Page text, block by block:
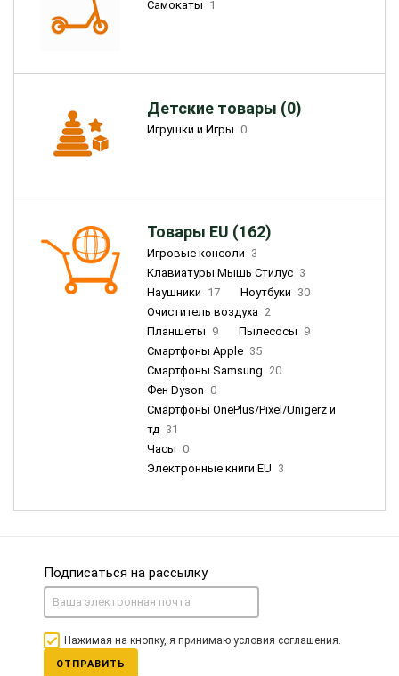
Самокаты 1
Детские товары (0)
Игрушки и Игры 0
Товары EU (162)
Игровые консоли 3
Клавиатуры Мышь Стилус 3
Наушники 17 Ноутбуки 30
Очиститель воздуха 2
Планшеты 9 Пылесосы 9
Смартфоны Apple 35
Смартфоны Samsung 20
Фен Dyson 0
Смартфоны OnePlus/Pixel/Unigerz и
тд 31
Часы 0
Электронные книги EU 3
Подписаться на рассылку
Нажимая на кнопку, я принимаю условия соглашения.
ОТПРАВИТЬ